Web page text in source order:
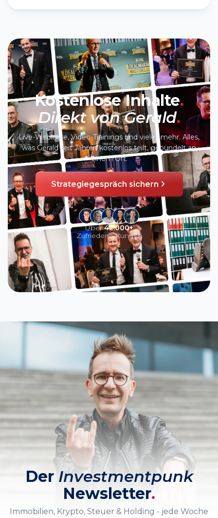
Kostenlose Inhalte.
Direkt von Gerald.
Live-Webinare, Video-Trainings und vieles mehr. Alles,
was Gerald seit Jahren kostenlos teilt, gebündelt an
einem Ort.
Strategiegespräch sichern
Über42.000+
Zufriedene Kunden
DerInvestmentpunk
Newsletter.
Immobilien, Krypto, Steuer & Holding - jede Woche